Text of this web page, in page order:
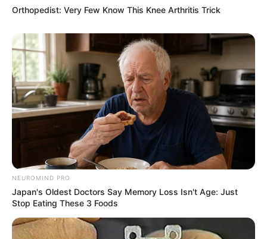
Orthopedist: Very Few Know This Knee Arthritis Trick
NEUROMIND PRO
Japan's Oldest Doctors Say Memory Loss Isn't Age: Just
Stop Eating These 3 Foods